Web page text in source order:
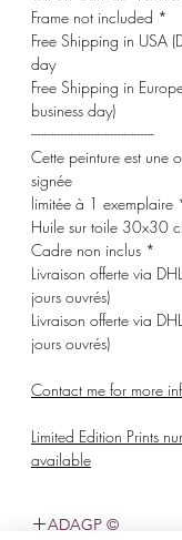
* Frame not included
* Free Shipping in USA
day
* Free Shipping in
business day)
-------------------------------------
* Cette peinture est une
signée
*
* Cadre non inclus
* Livraison offerte via
jours ouvrés)
* Livraison offerte via
jours ouvrés)
Contact me for more
Limited Edition Prints
available
© ADAGP